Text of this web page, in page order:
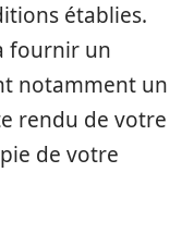
établies.
fournir un
notamment un
rendu de votre
de votre